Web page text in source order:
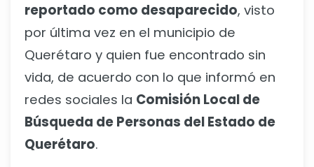
reportado como desaparecido, visto
por última vez en el municipio de
Querétaro y quien fue encontrado sin
vida, de acuerdo con lo que informó en
redes sociales la Comisión Local de
Búsqueda de Personas del Estado de
Querétaro.